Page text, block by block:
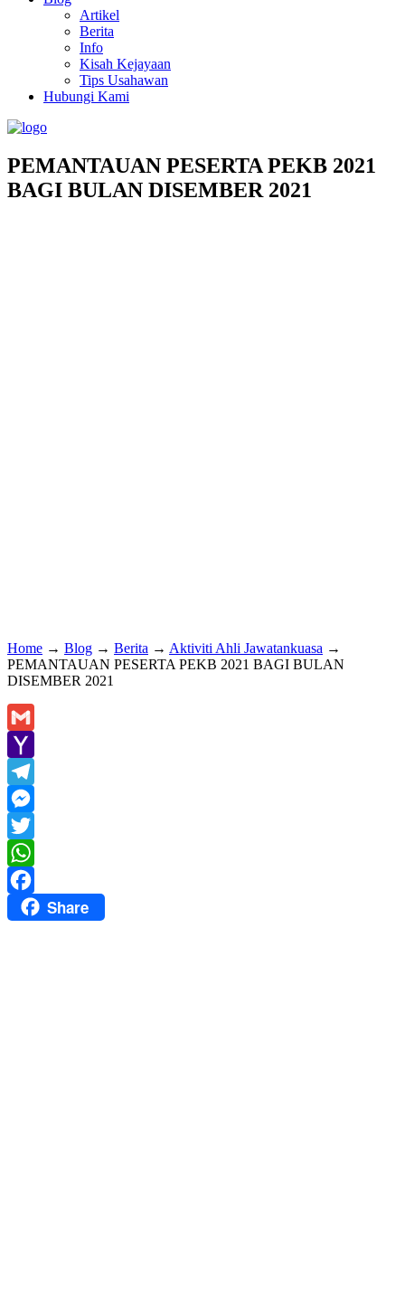
Artikel
Berita
Info
Kisah Kejayaan
Tips Usahawan
Hubungi Kami
PEMANTAUAN PESERTA PEKB 2021
BAGI BULAN DISEMBER 2021
Home → Blog → Berita → Aktiviti Ahli Jawatankuasa →
PEMANTAUAN PESERTA PEKB 2021 BAGI BULAN
DISEMBER 2021
Gmail
Yahoo
Mail
Telegram
Messenger
Twitter
WhatsApp
FacebookShare